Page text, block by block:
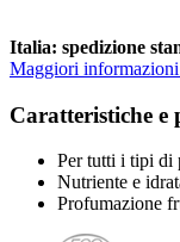
Italia: spedizione
Maggiori informazioni
Caratteristiche e
Per tutti i tipi di
Nutriente e
Profumazione